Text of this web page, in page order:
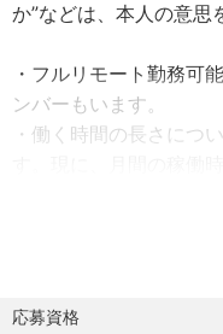
か”などは、本人の意思
・フルリモート勤務可
ンバーもいます。
・働く時間の長さにつ
事業展開している社員
応募資格